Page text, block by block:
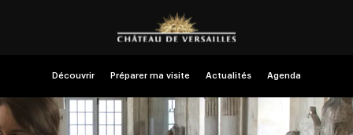
Découvrir Préparer ma visite Actualités Agenda